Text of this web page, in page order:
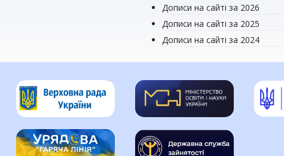
Дописи на сайті за 2026
Дописи на сайті за 2025
Дописи на сайті за 2024